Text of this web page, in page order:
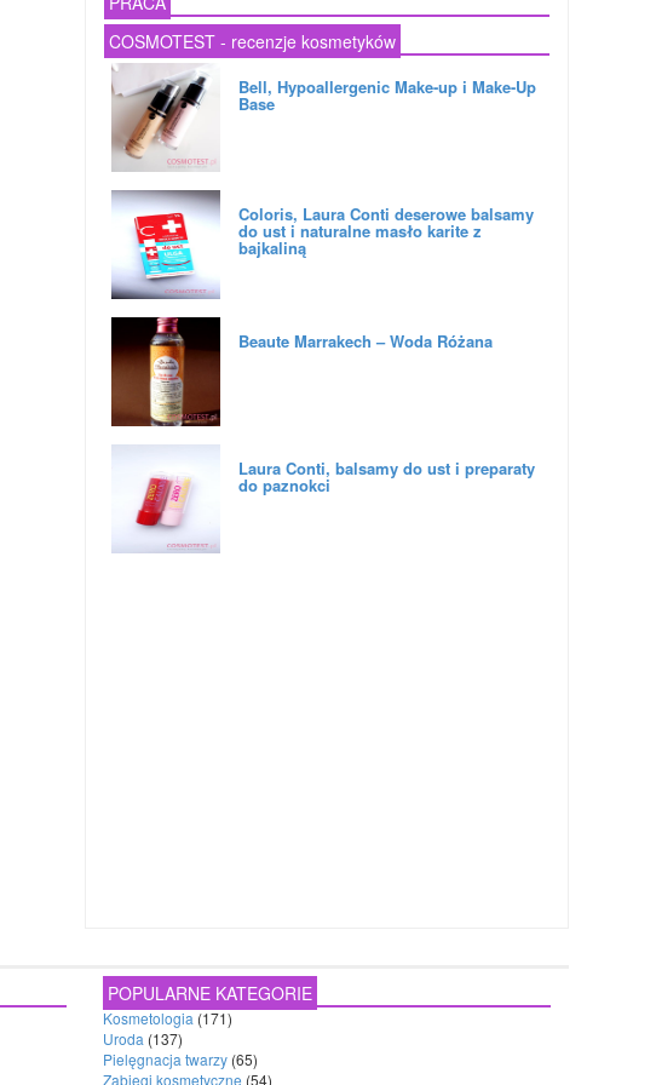
COSMOTEST - recenzje kosmetyków
Bell, Hypoallergenic Make-up i Make-Up
Base
Coloris, Laura Conti deserowe balsamy
do ust i naturalne masło karite z
bajkaliną
Beaute Marrakech – Woda Różana
Laura Conti, balsamy do ust i preparaty
do paznokci
POPULARNE KATEGORIE
Kosmetologia (171)
Uroda (137)
Pielęgnacja twarzy (65)
Zabiegi kosmetyczne (54)